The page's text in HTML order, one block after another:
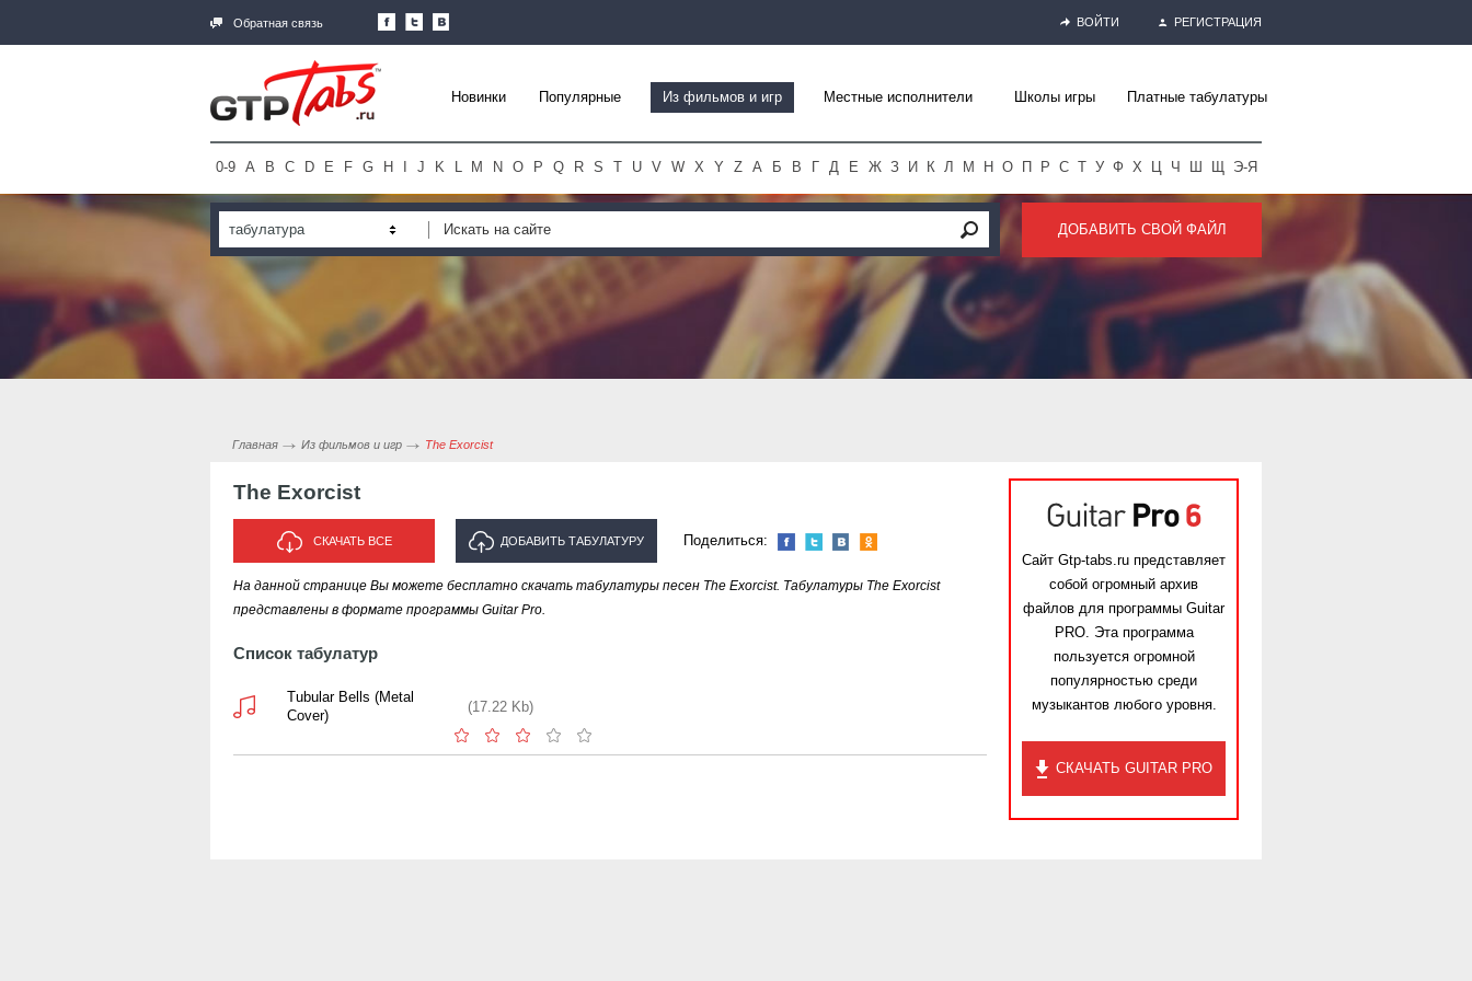
Обратная связь ВОЙТИ РЕГИСТРАЦИЯ
Новинки Популярные Из фильмов и игр Местные исполнители Школы игры Платные табулатуры
0-9 A B C D E F G H J K L M N O P Q R S T U V W X Y Z А Б В Г Д Е Ж З И К Л М Н О П Р С Т У Ф Х Ц Ч Ш Щ Э-Я
табулатура ДОБАВИТЬ СВОЙ ФАЙЛ
Главная Из фильмов и игр The Exorcist
The Exorcist
СКАЧАТЬ ВСЕ ДОБАВИТЬ ТАБУЛАТУРУ
ИСПОЛНИТЕЛЯ "THE EXORCIST"
Поделиться:
На данной странице Вы можете бесплатно скачать табулатуры песен The Exorcist. Табулатуры The Exorcist
представлены в формате программы Guitar Pro.
Список табулатур
Tubular Bells (Metal
Cover)
(17.22 Kb)
Сайт Gtp-tabs.ru представляет
собой огромный архив
файлов для программы Guitar
PRO. Эта программа
пользуется огромной
популярностью среди
музыкантов любого уровня.
СКАЧАТЬ GUITAR PRO